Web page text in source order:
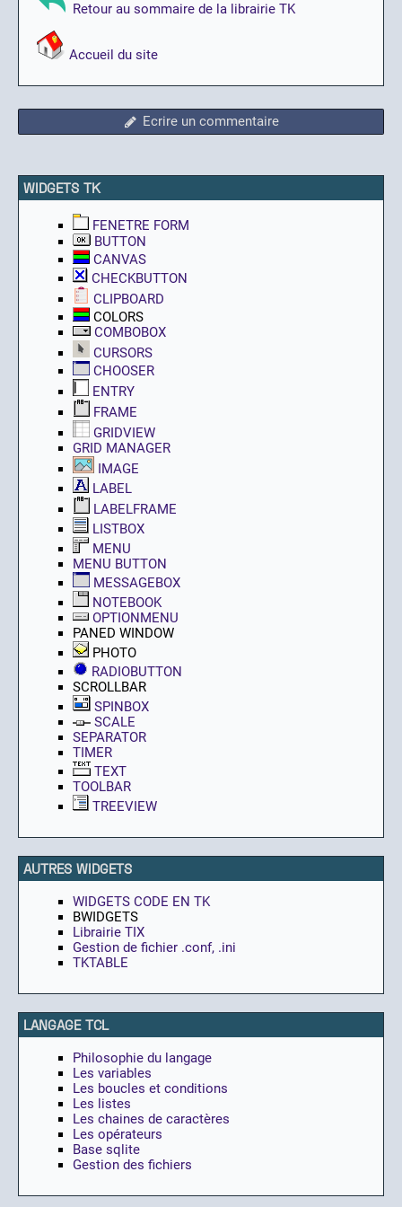
Retour au sommaire de la librairie TK
Accueil du site
Ecrire un commentaire
WIDGETS TK
FENETRE FORM
BUTTON
CANVAS
CHECKBUTTON
CLIPBOARD
COLORS
COMBOBOX
CURSORS
CHOOSER
ENTRY
FRAME
GRIDVIEW
GRID MANAGER
IMAGE
LABEL
LABELFRAME
LISTBOX
MENU
MENU BUTTON
MESSAGEBOX
NOTEBOOK
OPTIONMENU
PANED WINDOW
PHOTO
RADIOBUTTON
SCROLLBAR
SPINBOX
SCALE
SEPARATOR
TIMER
TEXT
TOOLBAR
TREEVIEW
AUTRES WIDGETS
WIDGETS CODE EN TK
BWIDGETS
Librairie TIX
Gestion de fichier .conf, .ini
TKTABLE
LANGAGE TCL
Philosophie du langage
Les variables
Les boucles et conditions
Les listes
Les chaines de caractères
Les opérateurs
Base sqlite
Gestion des fichiers